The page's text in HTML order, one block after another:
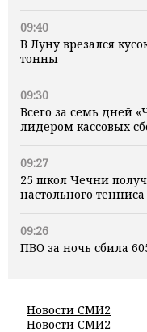
09:40
В Луну врезался
тонны
09:30
Всего за семь дней
лидером кассовых
09:27
25 школ Чечни
настольного тенниса
09:26
ПВО за ночь сбила
Новости СМИ2
Новости СМИ2